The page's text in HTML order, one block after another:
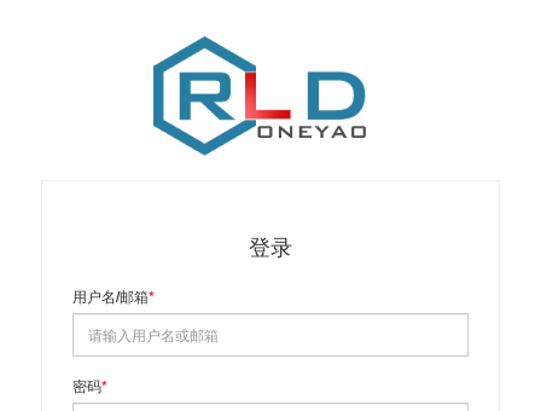
登录
用户名/邮箱
密码